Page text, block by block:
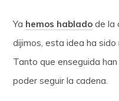
Ya hemos hablado de la
dijimos, esta idea ha
Tanto que enseguida
poder seguir la cadena.